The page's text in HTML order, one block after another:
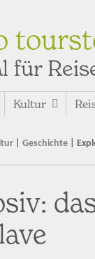
für
Kultur
Geschichte